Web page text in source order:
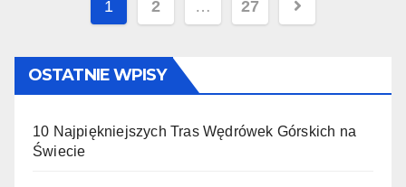
wpisach
1 2 … 27
OSTATNIE WPISY
10 Najpiękniejszych Tras Wędrówek Górskich na
Świecie